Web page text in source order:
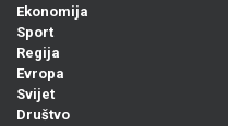
Ekonomija
Sport
Regija
Evropa
Svijet
Društvo